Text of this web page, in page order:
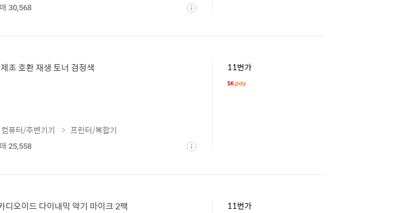
상
30,568
조 호환 재생 토너 검정색 11번가
상
컴퓨터/주변기기
프린터/복합기
25,558
디오이드 다이내믹 악기 마이크 2팩 11번가